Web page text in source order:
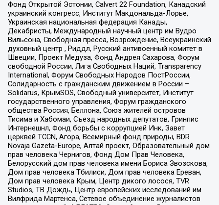
Фонд Открытой Эстонии, Calvert 22 Foundation, Канадский
украинский конгресс, Институт Макдональда-Лорье,
Украинская национальная федерация Канады,
Декабристы, Международный научный центр им Вудро
Вильсона, Свободная пресса, Возрождение, Всеукраинский
духовный центр , Риддл, Русский антивоенный комитет в
Швеции, Проект Медуза, Фонд Андрея Сахарова, Форум
свободной России, Лига Свободных Наций, Transparеncy
International, Форум Свободных Народов ПостРоссии,
Солидарность с гражданским движением в России –
Solidarus, КрымSOS, Свободный университет, Институт
государственного управления, Форум гражданского
общества Россия, Беллона, Союз жителей островов
Тисима и Хабомаи, Съезд народных депутатов, Гринпис
Интернешнл, Фонд борьбы с коррупцией Инк, Завет
церквей TCCN, Агора, Всемирный фонд природы, BDR
Novaja Gazeta-Europe, Алтай проект, Образовательный дом
прав человека Чернигов, Фонд Дом Прав Человека,
Белорусский дом прав человека имени Бориса Звозскова,
Дом прав человека Тбилиси, Дом прав человека Ереван,
Дом прав человека Крым, Центр дикого лосося, TVR
Studios, ТВ Дождь, Центр европейских исследований им
Вилфрида Мартенса, Сетевое объединение журналистов